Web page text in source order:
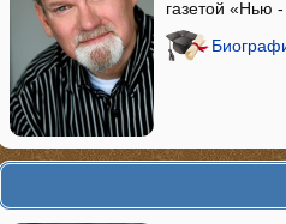
газетой «Нью